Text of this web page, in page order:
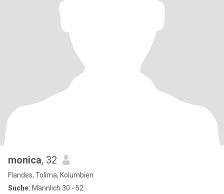
monica, 32
Flandes, Tolima, Kolumbien
Suche: Männlich 30 - 52